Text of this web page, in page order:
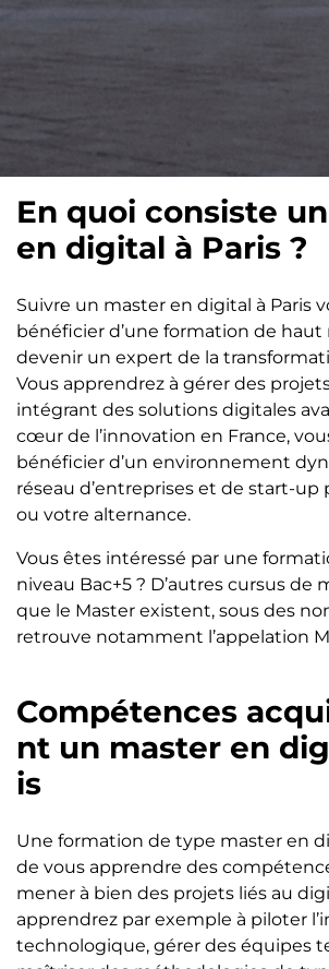
En quoi consiste
en digital à Paris ?
Suivre un master en digital à Paris
bénéficier d’une formation de haut
devenir un expert de la
Vous apprendrez à gérer des
intégrant des solutions digitales
cœur de l’innovation en France,
bénéficier d’un environnement
réseau d’entreprises et de start-up
ou votre alternance.
Vous êtes intéressé par une
niveau Bac+5 ? D’autres cursus de
que le Master existent, sous des
retrouve notamment l’appelation
Compétences
nt un master en
is
Une formation de type master en
de vous apprendre des
mener à bien des projets liés au
apprendrez par exemple à piloter
technologique, gérer des équipes